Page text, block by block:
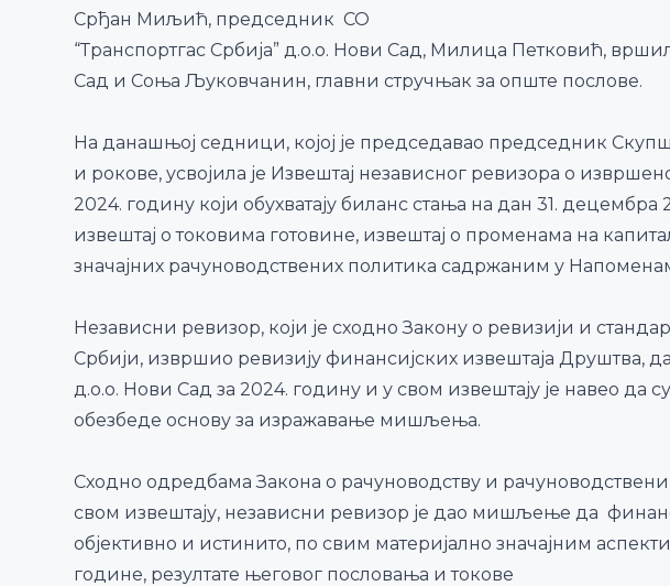
Срђан Миљић, председник СО
“Транспортгас Србија” д.о.о. Нови Сад, Милица Петковић,
Сад и Соња Љуковчанин, главни стручњак за опште послове.
На данашњој седници, којој је председавао председник
и рокове, усвојила је Извештај независног ревизора о
2024. годину који обухватају биланс стања на дан 31.
извештај о токовима готовине, извештај о променама на
значајних рачуноводствених политика садржаним у
Независни ревизор, који је сходно Закону о ревизији и
Србији, извршио ревизију финансијских извештаја Друштва,
д.о.о. Нови Сад за 2024. годину и у свом извештају је навео
обезбеде основу за изражавање мишљења.
Сходно одредбама Закона о рачуноводству и
свом извештају, независни ревизор је дао мишљење да
објективно и истинито, по свим материјално значајним
године, резултате његовог пословања и токове